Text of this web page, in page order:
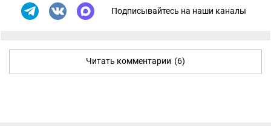
Подписывайтесь на наши каналы
Читать комментарии (6)